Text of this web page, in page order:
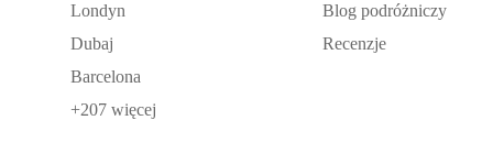
Londyn
Dubaj
Barcelona
+207 więcej
Blog podróżniczy
Recenzje